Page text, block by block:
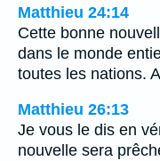
Matthieu 24:14
Cette bonne
dans le monde
toutes les nations.
Matthieu 26:13
Je vous le dis en
nouvelle sera